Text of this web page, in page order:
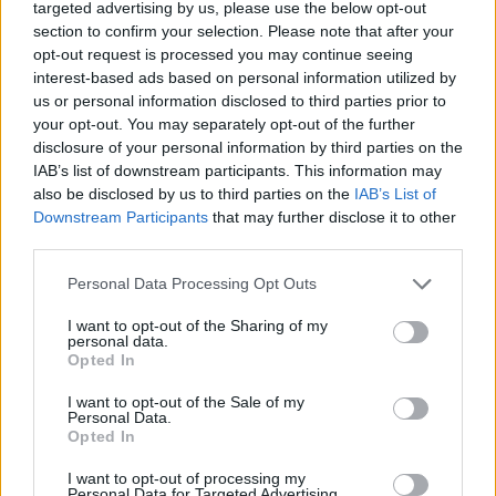
targeted advertising by us, please use the below opt-out
section to confirm your selection. Please note that after your
opt-out request is processed you may continue seeing
interest-based ads based on personal information utilized by
us or personal information disclosed to third parties prior to
your opt-out. You may separately opt-out of the further
disclosure of your personal information by third parties on the
IAB’s list of downstream participants. This information may
also be disclosed by us to third parties on the IAB’s List of
Downstream Participants that may further disclose it to other
Personal Data Processing Opt Outs
I want to opt-out of the Sharing of my
personal data.
Opted In
I want to opt-out of the Sale of my
Personal Data.
Opted In
I want to opt-out of processing my
μεγαλώνει. Σε πιο σκούρους τόνους δέρματος, η
αλλαγή χρώματος μπορεί να είναι δυσδιάκριτη και
να μοιάζει με “σκιά”, μώλωπα ή γυαλάδα στο πόδι.
5. Αίσθημα βάρους ή κόπωσης στο
πόδι
Ένας θρόμβος αίματος στο πόδι παρεμβαίνει στην
αισθάνεταιβαρύ και να σας πονάει σαν να ήταν
κουρασμένο, ακόμη και μετά από ελάχιστη
σωματική δραστηριότητα.
Αυτό το σύμπτωμα συχνά παραβλέπεται επειδή
αναπτύσσεται αργά. Ωστόσο, η επίμονη βαρύτητα